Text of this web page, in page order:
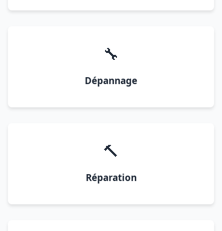
🔧
Dépannage
🔨
Réparation